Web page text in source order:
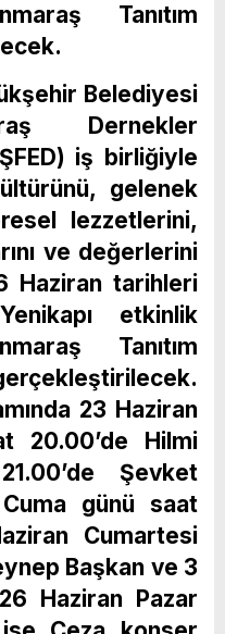
Tanıtım
Belediyesi
Dernekler
iş birliğiyle
gelenek
lezzetlerini,
ve değerlerini
Haziran tarihleri
etkinlik
Tanıtım
23 Haziran
20.00’de Hilmi
Şevket
günü saat
Cumartesi
Başkan ve 3
Haziran Pazar